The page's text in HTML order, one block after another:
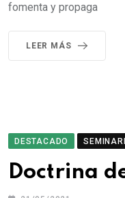
fomenta y propaga
LEER MÁS
DESTACADO
Doctrina